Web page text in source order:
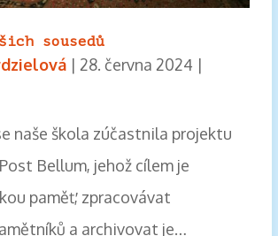
sousedů
| 28. června 2024 |
naše škola zúčastnila projektu
Bellum, jehož cílem je
paměť, zpracovávat
a archivovat je…